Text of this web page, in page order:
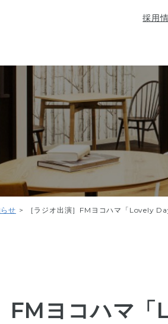
採用
せ ［ラジオ出演］FMヨコハマ「Lovely
FMヨコハマ